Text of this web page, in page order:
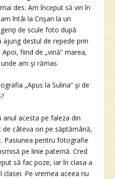
des. Am început să vin în
întâi la Crişan la un
de scule foto după
destul de repede prin
fiind de „vină” marea,
am şi rămas.
„Apus la Sulina” şi de
acesta pe faleza din
de câteva ori pe săptămână,
Pasiunea pentru fotografie
pe linie paternă. Cred
să fac poze, iar în clasa a
Pe vremea aceea nu